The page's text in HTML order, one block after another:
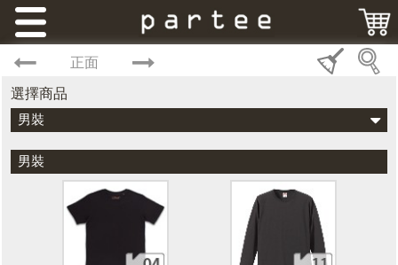
正面
選擇商品
男裝
男裝